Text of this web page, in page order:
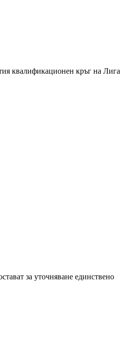
квалификационен кръг на Лига
за уточняване единствено